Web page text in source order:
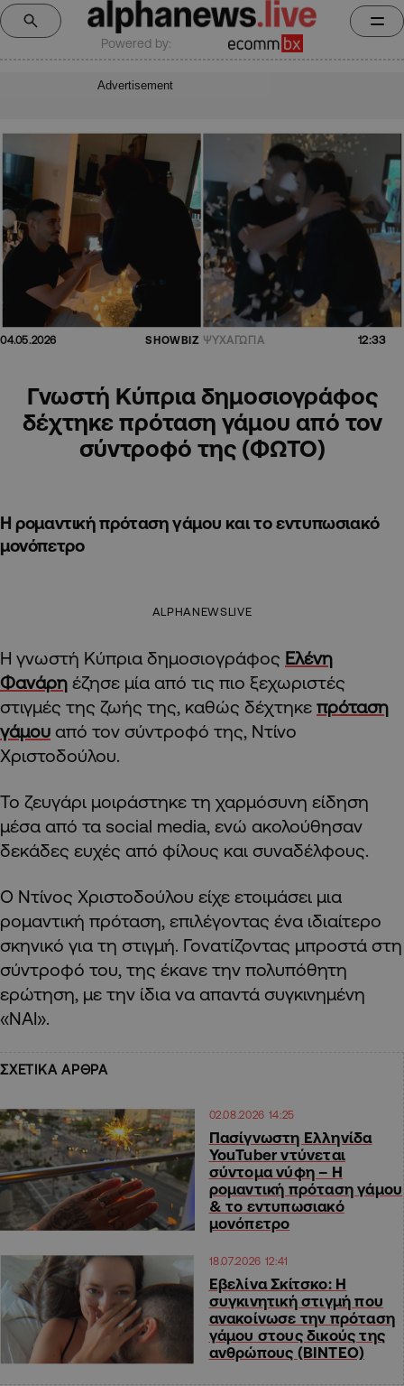
Powered by:
Advertisement
04.05.2026 SHOWBIZ ΨΥΧΑΓΩΓΙΑ 12:33
Γνωστή Κύπρια δημοσιογράφος
δέχτηκε πρόταση γάμου από τον
σύντροφό της (ΦΩΤΟ)
Η ρομαντική πρόταση γάμου και το εντυπωσιακό
μονόπετρο
ALPHANEWSLIVE
Η γνωστή Κύπρια δημοσιογράφος Ελένη
Φανάρη έζησε μία από τις πιο ξεχωριστές
στιγμές της ζωής της, καθώς δέχτηκε πρόταση
γάμου από τον σύντροφό της, Ντίνο
Χριστοδούλου.
Το ζευγάρι μοιράστηκε τη χαρμόσυνη είδηση
μέσα από τα social media, ενώ ακολούθησαν
δεκάδες ευχές από φίλους και συναδέλφους.
Ο Ντίνος Χριστοδούλου είχε ετοιμάσει μια
ρομαντική πρόταση, επιλέγοντας ένα ιδιαίτερο
σκηνικό για τη στιγμή. Γονατίζοντας μπροστά στη
σύντροφό του, της έκανε την πολυπόθητη
ερώτηση, με την ίδια να απαντά συγκινημένη
«ΝΑΙ».
ΣΧΕΤΙΚΑ ΑΡΘΡΑ
02.08.2026 14:25
Πασίγνωστη Ελληνίδα
YouTuber ντύνεται
σύντομα νύφη – Η
ρομαντική πρόταση γάμου
& το εντυπωσιακό
μονόπετρο
18.07.2026 12:41
Εβελίνα Σκίτσκο: Η
συγκινητική στιγμή που
ανακοίνωσε την πρόταση
γάμου στους δικούς της
ανθρώπους (ΒΙΝΤΕΟ)